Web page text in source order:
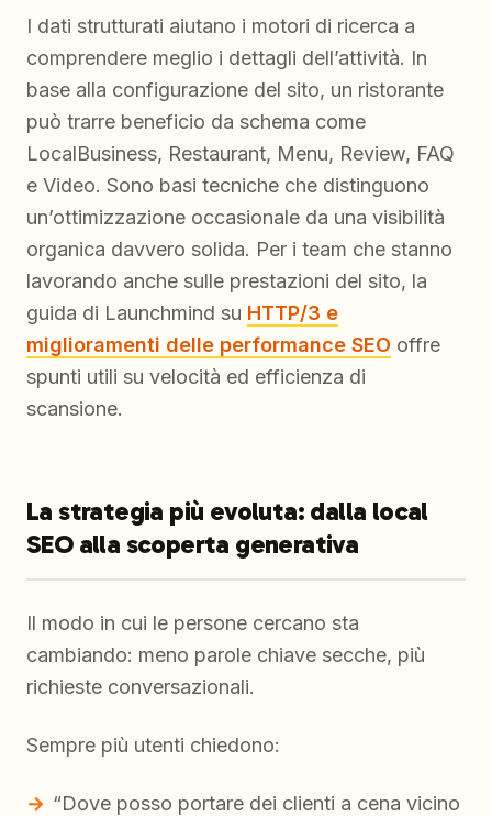
I dati strutturati aiutano i motori di ricerca a
comprendere meglio i dettagli dell’attività. In
base alla configurazione del sito, un ristorante
può trarre beneficio da schema come
LocalBusiness, Restaurant, Menu, Review, FAQ
e Video. Sono basi tecniche che distinguono
un’ottimizzazione occasionale da una visibilità
organica davvero solida. Per i team che stanno
lavorando anche sulle prestazioni del sito, la
guida di Launchmind su HTTP/3 e
miglioramenti delle performance SEO offre
spunti utili su velocità ed efficienza di
scansione.
La strategia più evoluta: dalla local
SEO alla scoperta generativa
Il modo in cui le persone cercano sta
cambiando: meno parole chiave secche, più
richieste conversazionali.
Sempre più utenti chiedono:
“Dove posso portare dei clienti a cena vicino